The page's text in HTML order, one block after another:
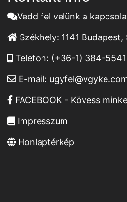
Vedd fel velünk a
Székhely: 1141 Budapest,
Telefon: (+36-1) 384-5541
E-mail:
FACEBOOK - Kövess
Impresszum
Honlaptérkép